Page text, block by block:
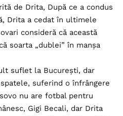
de Drita, După ce a condus
Drita a cedat în ultimele
consideră că această
soarta „dublei” în manșa
suflet la București, dar
suferind o înfrângere
nu are fotbal pentru
Gigi Becali, dar Drita